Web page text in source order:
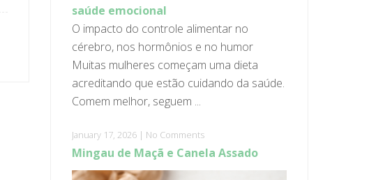
saúde emocional
O impacto do controle alimentar no
cérebro, nos hormônios e no humor
Muitas mulheres começam uma dieta
acreditando que estão cuidando da saúde.
Comem melhor, seguem ...
January 17, 2026 | No Comments
Mingau de Maçã e Canela Assado